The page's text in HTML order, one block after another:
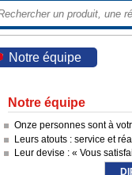
Notre équipe
Notre équipe
Onze personnes sont à
Leurs atouts : service et
Leur devise : « Vous